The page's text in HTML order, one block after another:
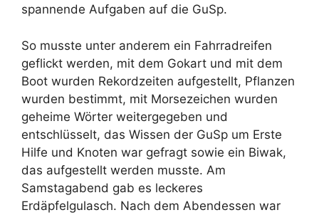
spannende Aufgaben auf die GuSp.
So musste unter anderem ein Fahrradreifen
geflickt werden, mit dem Gokart und mit dem
Boot wurden Rekordzeiten aufgestellt, Pflanzen
wurden bestimmt, mit Morsezeichen wurden
geheime Wörter weitergegeben und
entschlüsselt, das Wissen der GuSp um Erste
Hilfe und Knoten war gefragt sowie ein Biwak,
das aufgestellt werden musste. Am
Samstagabend gab es leckeres
Erdäpfelgulasch. Nach dem Abendessen war